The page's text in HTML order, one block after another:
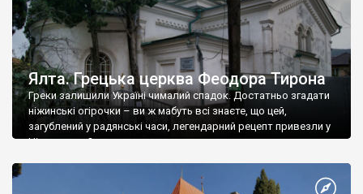
Ялта. Грецька церква Феодора Тирона
Греки залишили Україні чималий спадок. Достатньо згадати
ніжинські огірочки – ви ж мабуть всі знаєте, що цей,
загублений у радянські часи, легендарний рецепт привезли у
Ніжин греки?